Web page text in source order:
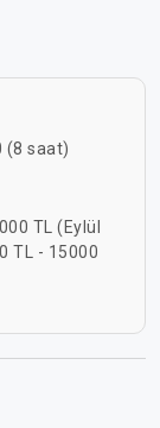
(8 saat)
TL (Eylül
TL - 15000